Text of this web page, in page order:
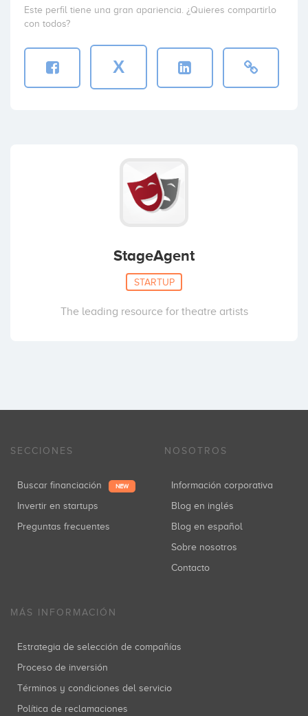
Este perfil tiene una gran apariencia. ¿Quieres compartirlo
con todos?
X
StageAgent
STARTUP
The leading resource for theatre artists
SECCIONES
Buscar financiación NEW
Invertir en startups
Preguntas frecuentes
NOSOTROS
Información corporativa
Blog en inglés
Blog en español
Sobre nosotros
Contacto
MÁS INFORMACIÓN
Estrategia de selección de compañías
Proceso de inversión
Términos y condiciones del servicio
Política de reclamaciones